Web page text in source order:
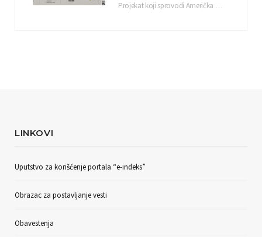
Projekat koji sprovodi Američka privredna komora uz podrŝku kompanije Philip Morris International, sa ciljem povezivanja…
LINKOVI
Uputstvo za korišćenje portala “e-indeks”
Obrazac za postavljanje vesti
Obavestenja